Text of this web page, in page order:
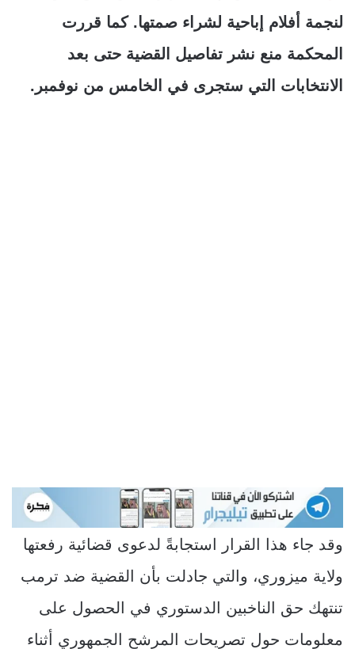
لنجمة أفلام إباحية لشراء صمتها. كما قررت
المحكمة منع نشر تفاصيل القضية حتى بعد
الانتخابات التي ستجرى في الخامس من نوفمبر.
وقد جاء هذا القرار استجابةً لدعوى قضائية رفعتها
ولاية ميزوري، والتي جادلت بأن القضية ضد ترمب
تنتهك حق الناخبين الدستوري في الحصول على
معلومات حول تصريحات المرشح الجمهوري أثناء